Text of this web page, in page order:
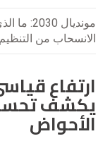
مونديال
الانسحاب من
ارتفاع
يكشف
الأحواض